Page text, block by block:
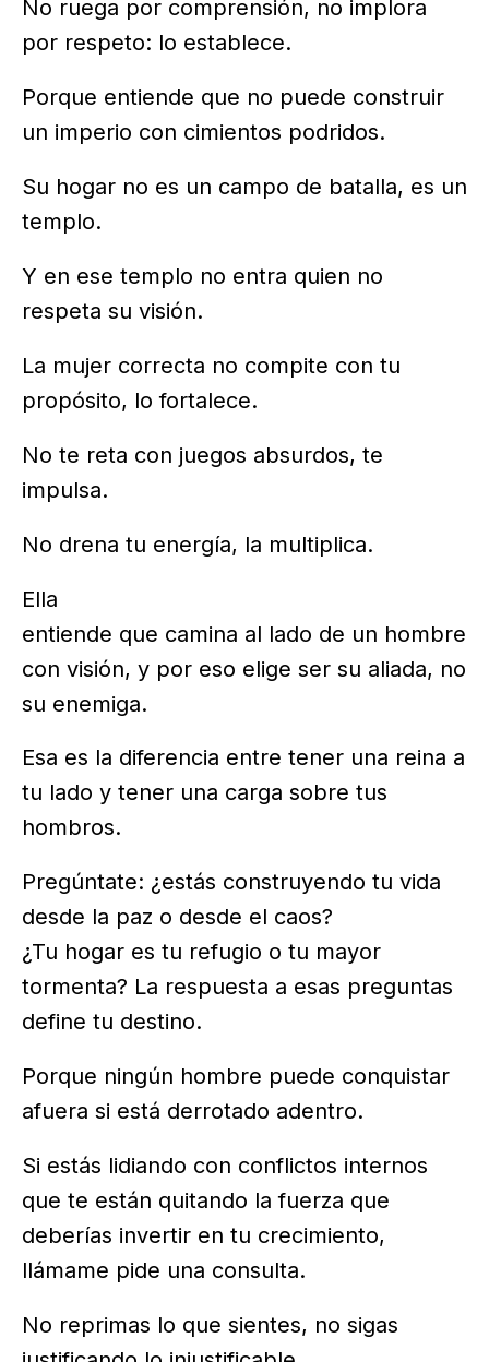
No ruega por comprensión, no implora
por respeto: lo establece.
Porque entiende que no puede construir
un imperio con cimientos podridos.
Su hogar no es un campo de batalla, es un
templo.
Y en ese templo no entra quien no
respeta su visión.
La mujer correcta no compite con tu
propósito, lo fortalece.
No te reta con juegos absurdos, te
impulsa.
No drena tu energía, la multiplica.
Ella
entiende que camina al lado de un hombre
con visión, y por eso elige ser su aliada, no
su enemiga.
Esa es la diferencia entre tener una reina a
tu lado y tener una carga sobre tus
hombros.
Pregúntate: ¿estás construyendo tu vida
desde la paz o desde el caos?
¿Tu hogar es tu refugio o tu mayor
tormenta? La respuesta a esas preguntas
define tu destino.
Porque ningún hombre puede conquistar
afuera si está derrotado adentro.
Si estás lidiando con conflictos internos
que te están quitando la fuerza que
deberías invertir en tu crecimiento,
llámame pide una consulta.
No reprimas lo que sientes, no sigas